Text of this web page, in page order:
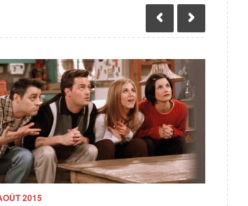
2015 11 AOÛT